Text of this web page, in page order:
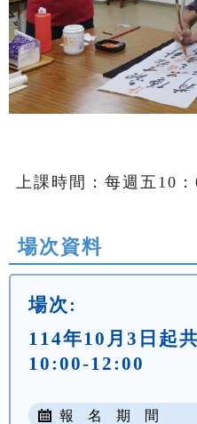
上課時間：每週五10
場次資料
場次:
114年10月3日起
10:00-12:00
報 名 期 間